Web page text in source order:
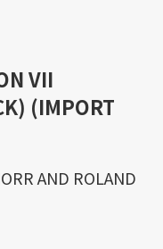
VII
(IMPORT
AND ROLAND